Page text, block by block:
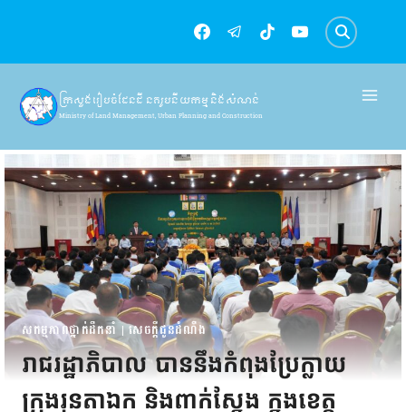
content
ក្រសួងរៀបចំដែនដី នគរូបនីយកម្ម និងសំណង់
Ministry of Land Management, Urban Planning and Construction
សកម្មភាពថ្នាក់ដឹកនាំ |សេចក្តីជូនដំណឹង
រាជរដ្ឋាភិបាល បាននឹងកំពុងប្រែក្លាយ
ក្រុងរុនតាឯក និងពាក់ស្នែង ក្នុងខេត្ត